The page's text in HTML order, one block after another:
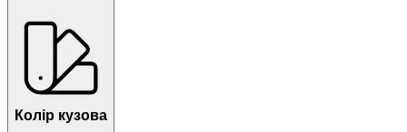
Колір кузова